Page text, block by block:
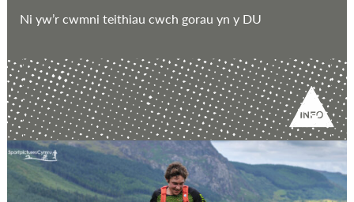
Ni yw’r cwmni teithiau cwch gorau yn y DU